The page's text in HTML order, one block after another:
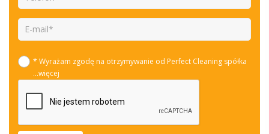
* Wyrażam zgodę na otrzymywanie od Perfect Cleaning spółka
...więcej